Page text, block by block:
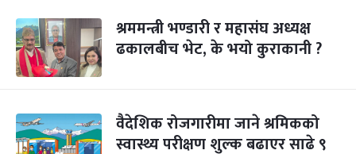
श्रममन्त्री भण्डारी र महासंघ अध्यक्ष
ढकालबीच भेट, के भयो कुराकानी ?
वैदेशिक रोजगारीमा जाने श्रमिकको
स्वास्थ्य परीक्षण शुल्क बढाएर साढे ९